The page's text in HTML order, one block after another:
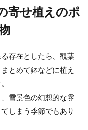
の花やイベントに合わせ
い...
リングの違いと植
具の紹介
などで寄せ植えを素敵に
店をみかけます。 寄せ植
寄せ植えのポ
存在としたら、観葉
とめて鉢などに植え
雪景色の幻想的な雰
しまう季節でもあり